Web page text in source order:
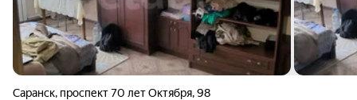
Саранск, проспект 70 лет Октября,98